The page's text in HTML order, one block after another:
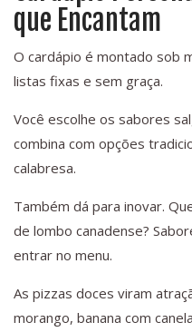
que Encantam
O cardápio é montado sob
listas fixas e sem graça.
Você escolhe os sabores
combina com opções
calabresa.
Também dá para inovar.
de lombo canadense?
entrar no menu.
As pizzas doces viram
morango, banana com